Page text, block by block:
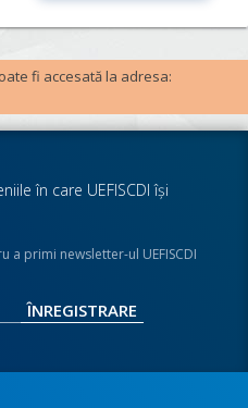
fi accesată la adresa:
în care UEFISCDI îşi
primi newsletter-ul UEFISCDI